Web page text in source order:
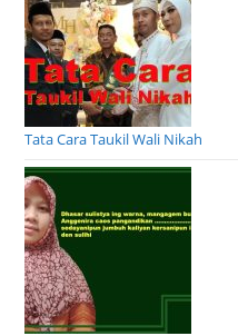
Tata Cara Taukil Wali Nikah